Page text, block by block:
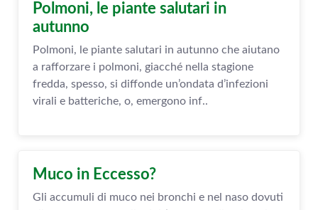
Polmoni, le piante salutari in
autunno
Polmoni, le piante salutari in autunno che aiutano
a rafforzare i polmoni, giacché nella stagione
fredda, spesso, si diffonde un’ondata d’infezioni
virali e batteriche, o, emergono inf..
Muco in Eccesso?
Gli accumuli di muco nei bronchi e nel naso dovuti